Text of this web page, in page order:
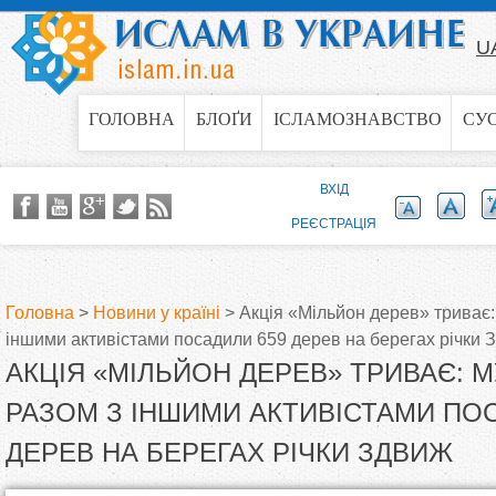
Jump to navigation
ГОЛОВНА БЛОҐИ ІСЛАМОЗНАВСТВО
В
и
є
Головна > Новини у країні > Акція «Мільйон дерев»
іншими активістами посадили 659 дерев на берегах річки
АКЦІЯ «МІЛЬЙОН ДЕРЕВ» ТРИВАЄ:
РАЗОМ З ІНШИМИ АКТИВІСТАМИ
ДЕРЕВ НА БЕРЕГАХ РІЧКИ ЗДВИЖ
ВХІД
РЕЄСТРАЦІЯ